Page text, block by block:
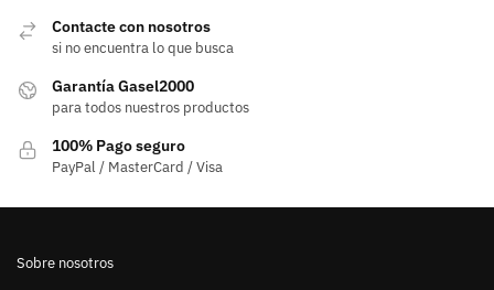
Contacte con nosotros
si no encuentra lo que busca
Garantía Gasel2000
para todos nuestros productos
100% Pago seguro
PayPal / MasterCard / Visa
Sobre nosotros